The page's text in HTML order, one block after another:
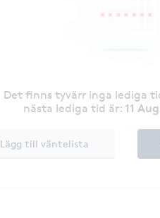
Det finns tyvärr inga lediga
nästa lediga tid är: 11
Lägg till väntelista